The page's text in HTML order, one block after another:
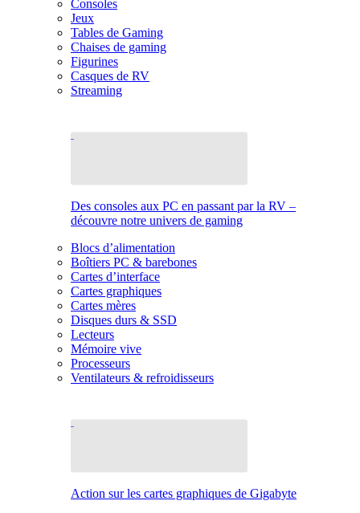
Consoles
Jeux
Tables de Gaming
Chaises de gaming
Figurines
Casques de RV
Streaming
Des consoles aux PC en passant par la RV –
découvre notre univers de gaming
Blocs d’alimentation
Boîtiers PC & barebones
Cartes d’interface
Cartes graphiques
Cartes mères
Disques durs & SSD
Lecteurs
Mémoire vive
Processeurs
Ventilateurs & refroidisseurs
Action sur les cartes graphiques de Gigabyte